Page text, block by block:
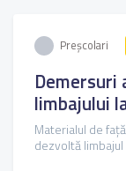
Preșcolari
Demersuri
limbajului
Materialul de
dezvoltă